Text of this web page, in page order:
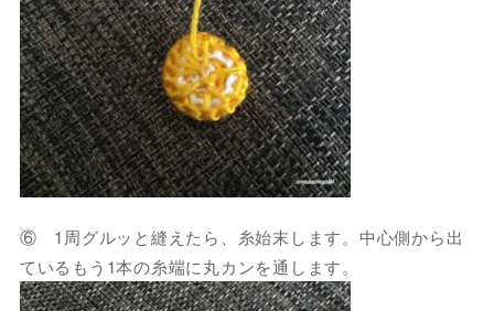
⑥ 1周グルッと縫えたら、糸始末します。中心側から出
ているもう1本の糸端に丸カンを通します。